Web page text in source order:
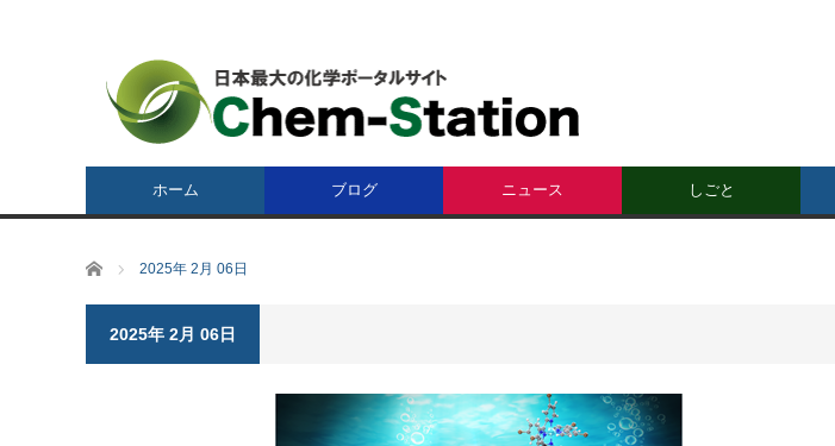
ホーム ブログ ニュース しごと
ホーム 2025年 2月 06日
2025年 2月 06日